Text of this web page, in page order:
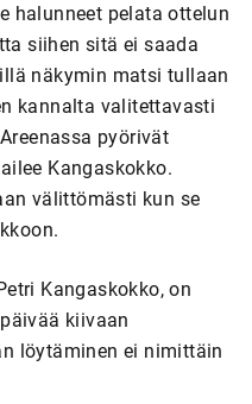
halunneet pelata ottelun
siihen sitä ei saada
näkymin matsi tullaan
kannalta valitettavasti
pyörivät
Kangaskokko.
välittömästi kun se
Kangaskokko, on
kiivaan
löytäminen ei nimittäin